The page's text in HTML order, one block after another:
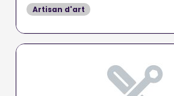
Artisan d'art